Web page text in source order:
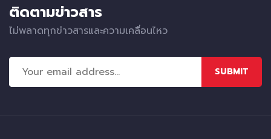
ติดตามข่าวสาร
ไม่พลาดทุกข่าวสารและความเคลื่อนไหว
SUBMIT